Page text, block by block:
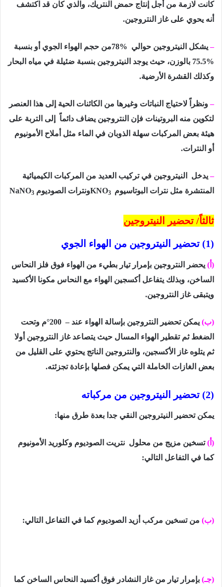
كانت لازمة من أجل إنتاج حمض النتريك، والذي كان قد اكتشف
أنه يحوي على غاز النتروجين.
–يشكل النيتروجين حوالي 78%من حجم الهواء الجوي أو بنسبة
75.5% بالوزن، حيث يوجد النيتروجين بنسبة ضئيلة في مياه البحار
وكذلك القشرة الأرضية.
–ونظراً لاحتياج النباتات وغيرها من الكائنات الحية إلى هذا العنصر
لتكوين منه البروتينات فإن النتروجين يضاف دائماً
إلى التربة على
هيئة بعض المركبات سهلة الذوبان في الماء مثل أملاح الأمونيوم
أو النترات.
–يدخل
النيتروجين في تركيب العديد من المركبات الكيميائية
المنتشرة مثل نترات البوتاسيوم
KNO3 ونترات الصوديوم NaNO3
ثالثاً/ تحضير النيتروجين
(1) تحضير النيتروجين من الهواء الجوي
(أ) يحضر النتروجين بإمرار تيار بطيء من الهواء فوق فلز النحاس
الساخن، وبذلك يتفاعل أكسجين الهواء مع النحاس مكونا الأكسيد
ويتبقى غاز النتروجين.
(ب) يمكن تحضير النتروجين بإسالة الهواء عند – 200°م وتحت
الضغط ثم تقطير الهواء المسال حيث يتصاعد غاز النتروجين أولا
ثم يتلوه غاز الأكسجين، والنتروجين الناتج يحتوي على القليل من
بعض الغازات الخاملة التي يمكن فصلها بإعادة تجزئته.
(2) تحضير النيتروجين من مركباته
يمكن تحضير النيتروجين النقي جدا بعدة طرق منها:
(أ)تسخين مزيج من محلول نتريت الصوديوم وكلوريد الأمونيوم
كما في التفاعل التالي:
(ب) من تسخين مركب أزيد الصوديومكما في التفاعل التالي:
(جـ) بإمرار تيار من غاز النشادر فوق أكسيد النحاس الساخنكما